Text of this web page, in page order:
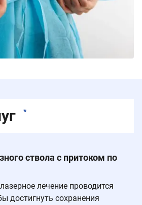
*
ствола c притоком по
лечение проводится
достигнуть сохранения